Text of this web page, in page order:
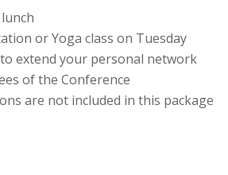
or Yoga class on Tuesday
extend your personal network
of the Conference
are not included in this package